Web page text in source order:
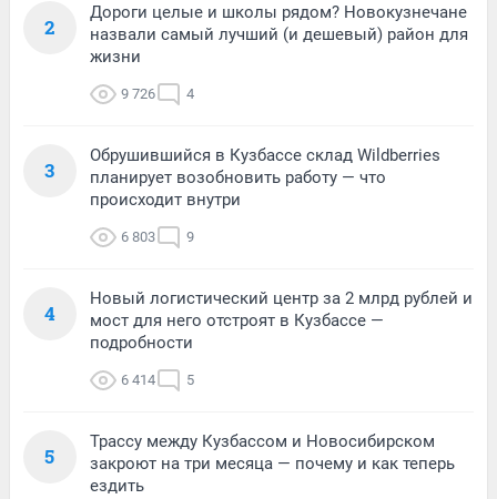
2
Дороги целые и школы рядом? Новокузнечане
назвали самый лучший (и дешевый) район для
жизни
9 726 4
3
Обрушившийся в Кузбассе склад Wildberries
планирует возобновить работу — что
происходит внутри
6 803 9
4
Новый логистический центр за 2 млрд рублей и
мост для него отстроят в Кузбассе —
подробности
6 414 5
5
Трассу между Кузбассом и Новосибирском
закроют на три месяца — почему и как теперь
ездить